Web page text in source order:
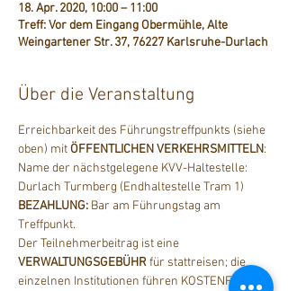
18. Apr. 2020, 10:00 – 11:00
Treff: Vor dem Eingang Obermühle, Alte
Weingartener Str. 37, 76227 Karlsruhe-Durlach
Über die Veranstaltung
Erreichbarkeit des Führungstreffpunkts (siehe
oben) mit ÖFFENTLICHEN VERKEHRSMITTELN:
Name der nächstgelegene KVV-Haltestelle:
Durlach Turmberg (Endhaltestelle Tram 1)
BEZAHLUNG: Bar am Führungstag am
Treffpunkt.
Der Teilnehmerbeitrag ist eine
VERWALTUNGSGEBÜHR für stattreisen; die
einzelnen Institutionen führen KOSTENFREI.